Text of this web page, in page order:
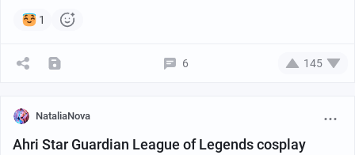
1
6 145
NataliaNova
Ahri Star Guardian League of Legends cosplay